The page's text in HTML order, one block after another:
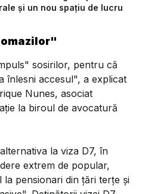
și un nou spațiu de lucru
sosirilor, pentru că
înlesni accesul", a explicat
Nunes, asociat
la biroul de avocatură
la viza D7, în
extrem de popular,
pensionari din ţări terţe şi